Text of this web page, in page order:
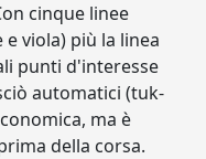
cinque linee
viola) più la linea
punti d'interesse
automatici (tuk-
ma è
della corsa.